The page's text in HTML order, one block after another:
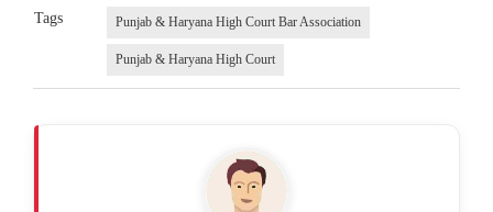
Tags Punjab & Haryana High Court Bar Association
Punjab & Haryana High Court